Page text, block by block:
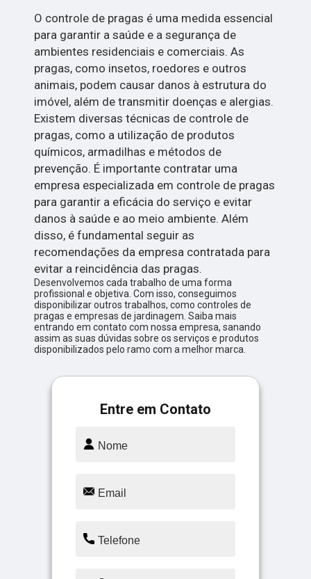
O controle de pragas é uma medida essencial
para garantir a saúde e a segurança de
ambientes residenciais e comerciais. As
pragas, como insetos, roedores e outros
animais, podem causar danos à estrutura do
imóvel, além de transmitir doenças e alergias.
Existem diversas técnicas de controle de
pragas, como a utilização de produtos
químicos, armadilhas e métodos de
prevenção. É importante contratar uma
empresa especializada em controle de pragas
para garantir a eficácia do serviço e evitar
danos à saúde e ao meio ambiente. Além
disso, é fundamental seguir as
recomendações da empresa contratada para
evitar a reincidência das pragas.
Desenvolvemos cada trabalho de uma forma
profissional e objetiva. Com isso, conseguimos
disponibilizar outros trabalhos, como controles de
pragas e empresas de jardinagem. Saiba mais
entrando em contato com nossa empresa, sanando
assim as suas dúvidas sobre os serviços e produtos
disponibilizados pelo ramo com a melhor marca.
Entre em Contato